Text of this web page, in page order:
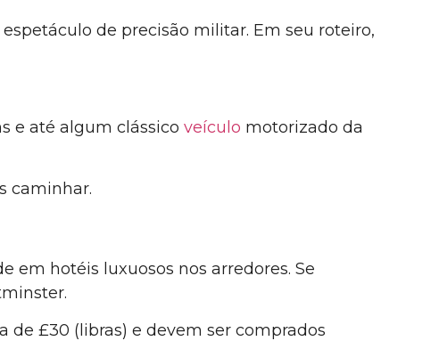
de precisão militar. Em seu roteiro,
e até algum clássico veículo motorizado da
caminhar.
em hotéis luxuosos nos arredores. Se
de £30 (libras) e devem ser comprados